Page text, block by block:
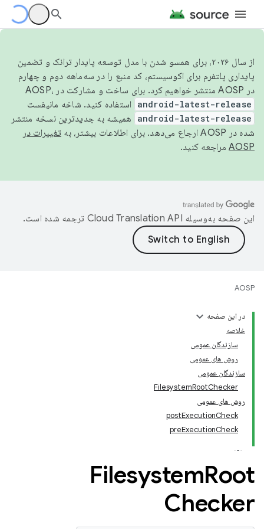
از سال ۲۰۲۶، برای همسو شدن با مدل توسعه پایدار ترانک و تضمین
پایداری پلتفرم برای اکوسیستم، کد منبع را در سه‌ماهه دوم و چهارم
در AOSP منتشر خواهیم کرد. برای ساخت و مشارکت در AOSP،
android-latest-release استفاده کنید. شاخه مانیفست
android-latest-release
همیشه به جدیدترین نسخه منتشر
شده در AOSP ارجاع می‌دهد. برای اطلاعات بیشتر، به
تغییرات در
AOSP مراجعه کنید.
این صفحه به‌وسیله ترجمه شده است.
AOSP
در این صفحه
خلاصه
سازندگان عمومی
روش های عمومی
سازندگان عمومی
FilesystemRootChecker
روش های عمومی
postExecutionCheck
preExecutionCheck
FilesystemRoot
Checker